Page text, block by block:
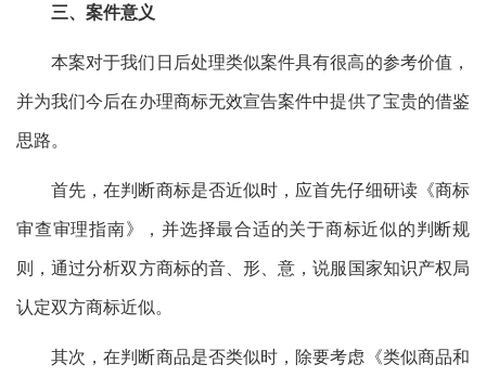
三、案件意义
本案对于我们日后处理类似案件具有很高的参考价值，
并为我们今后在办理商标无效宣告案件中提供了宝贵的借鉴
思路。
首先，在判断商标是否近似时，应首先仔细研读《商标
审查审理指南》，并选择最合适的关于商标近似的判断规
则，通过分析双方商标的音、形、意，说服国家知识产权局
认定双方商标近似。
其次，在判断商品是否类似时，除要考虑《类似商品和